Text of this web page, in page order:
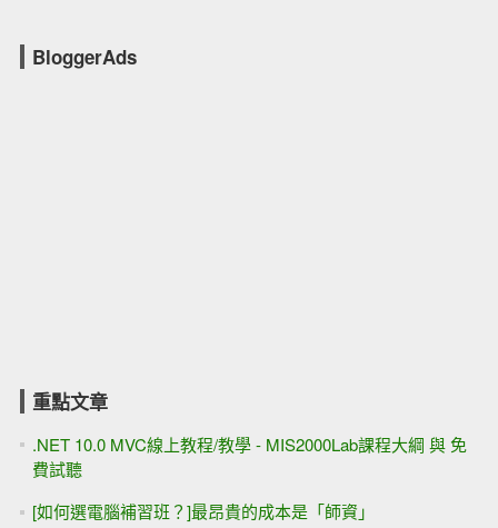
BloggerAds
重點文章
.NET 10.0 MVC線上教程/教學 - MIS2000Lab課程大綱 與 免
費試聽
[如何選電腦補習班？]最昂貴的成本是「師資」